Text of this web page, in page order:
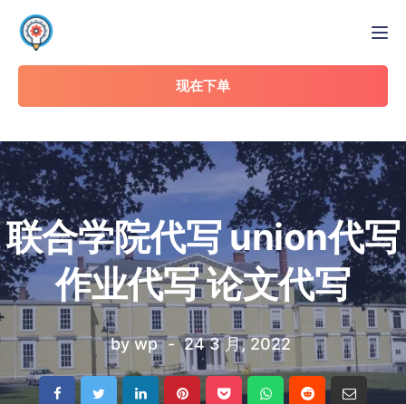
现在下单
联合学院代写 union代写
作业代写 论文代写
by wp 24 3 月, 2022